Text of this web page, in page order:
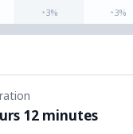
◔3% ◔3%
12 minutes